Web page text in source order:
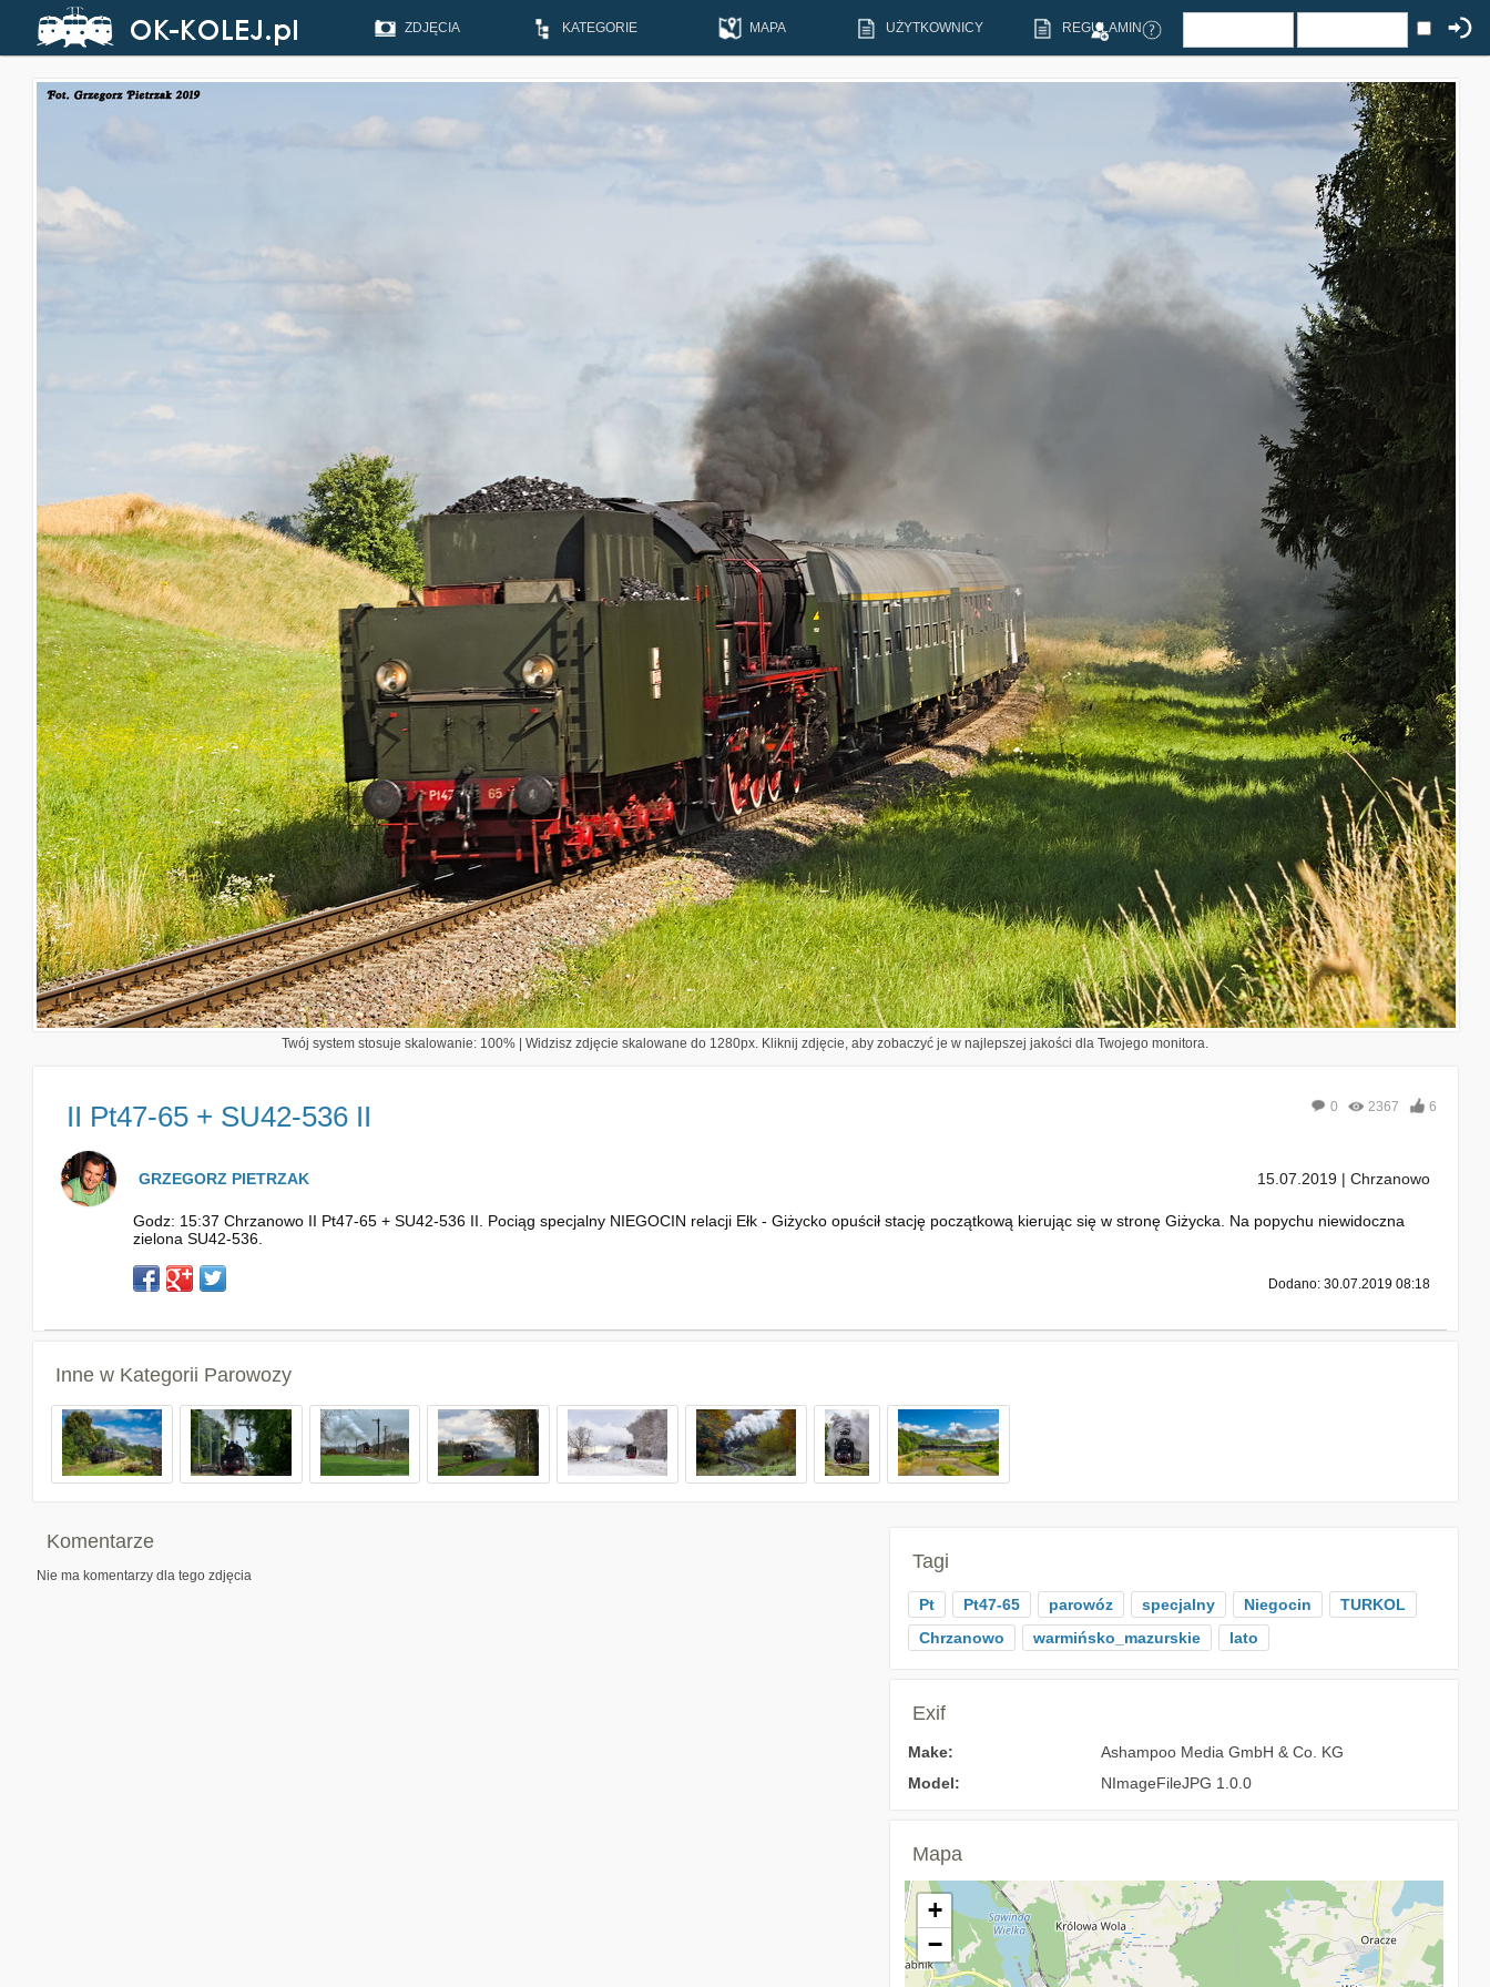
ZDJĘCIA KATEGORIE MAPA UŻYTKOWNICY REGULAMIN
Twój system stosuje skalowanie: 100% | Widzisz zdjęcie skalowane do 1280px. Kliknij zdjęcie, aby zobaczyć je w najlepszej jakości dla Twojego monitora.
II Pt47-65 + SU42-536 II 0 2367 6
GRZEGORZ PIETRZAK 15.07.2019 | Chrzanowo
Godz: 15:37 Chrzanowo II Pt47-65 + SU42-536 II. Pociąg specjalny NIEGOCIN relacji Ełk - Giżycko opuścił stację początkową kierując się w stronę Giżycka. Na popychu niewidoczna
zielona SU42-536.
Dodano: 30.07.2019 08:18
Inne w Kategorii Parowozy
Komentarze
Nie ma komentarzy dla tego zdjęcia
Tagi
Pt Pt47-65 parowóz specjalny Niegocin
TURKOL
Chrzanowo
warmińsko_mazurskie lato
Exif
Make:
Ashampoo Media GmbH & Co. KG
Model:
NImageFileJPG 1.0.0
Mapa
+
−